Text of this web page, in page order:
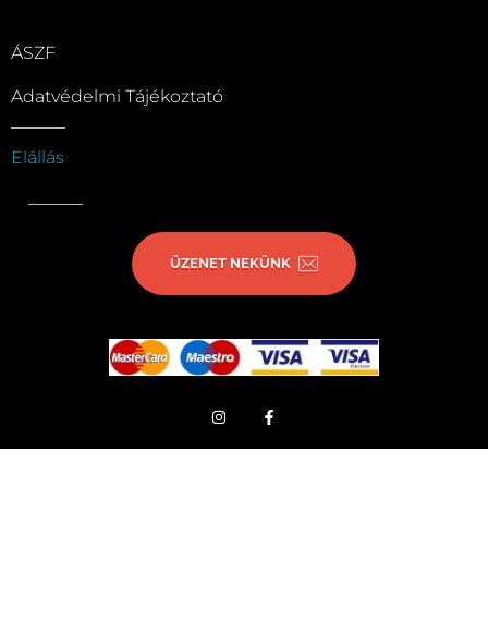
ÁSZF
Adatvédelmi Tájékoztató
Elállás
ÜZENET NEKÜNK